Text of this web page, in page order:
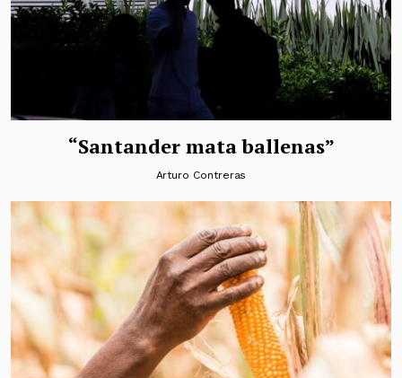
“Santander mata ballenas”
Arturo Contreras